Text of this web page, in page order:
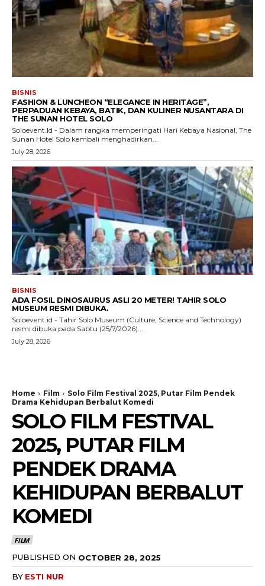
BISNIS
FASHION & LUNCHEON “ELEGANCE IN HERITAGE”,
PERPADUAN KEBAYA, BATIK, DAN KULINER NUSANTARA DI
THE SUNAN HOTEL SOLO
Soloevent.Id - Dalam rangka memperingati Hari Kebaya Nasional, The
Sunan Hotel Solo kembali menghadirkan...
July 28, 2026
BISNIS
ADA FOSIL DINOSAURUS ASLI 20 METER! TAHIR SOLO
MUSEUM RESMI DIBUKA.
Soloevent.id - Tahir Solo Museum (Culture, Science and Technology)
resmi dibuka pada Sabtu (25/7/2026)...
July 28, 2026